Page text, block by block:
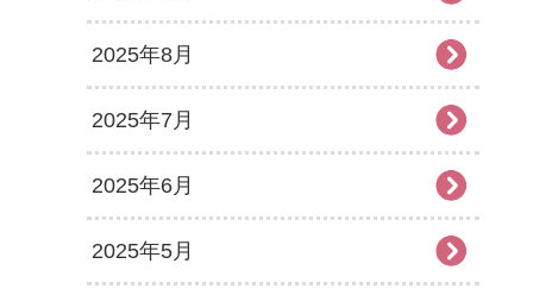
2025年8月
2025年7月
2025年6月
2025年5月